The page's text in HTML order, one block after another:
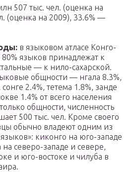
507 тыс. чел. (оценка на
(оценка на 2009), 33.6% —
в языковом атласе Конго-
языков принадлежат к
— к нило-сахарской.
общности — нгала 8.3%,
2.4%, тетема 1.8%, занде
1.4% от всего населения
общности, численность
500 тыс. чел. Кроме своего
обычно владеют одним из
киконго на юго-западе
северо-западе и севере,
и юго-востоке и чилуба в